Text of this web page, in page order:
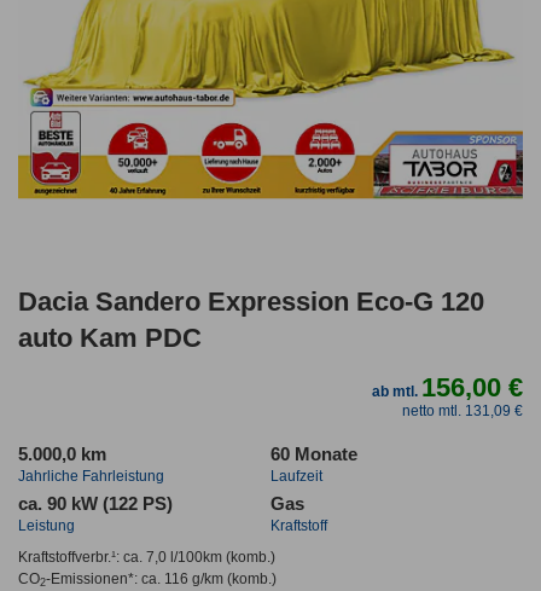
Dacia Sandero Expression Eco-G 120
auto Kam PDC
ab mtl. 156,00 €
netto mtl. 131,09 €
5.000,0 km
Jahrliche Fahrleistung
60 Monate
Laufzeit
ca. 90 kW (122 PS)
Leistung
Gas
Kraftstoff
Kraftstoffverbr.¹: ca. 7,0 l/100km(komb.)
CO2-Emissionen*: ca. 116 g/km(komb.)